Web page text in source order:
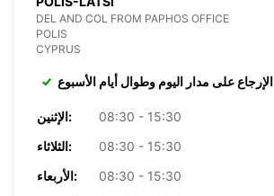
DEL AND COL FROM PAPHOS OFFICE
POLIS
CYPRUS
الإرجاع على مدار اليوم وطوال أيام الأسبوع
الإثنين:
08:30 - 15:30
الثلاثاء:
08:30 - 15:30
الأربعاء:
08:30 - 15:30